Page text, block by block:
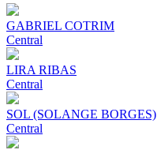
GABRIEL COTRIM
Central
LIRA RIBAS
Central
SOL (SOLANGE BORGES)
Central